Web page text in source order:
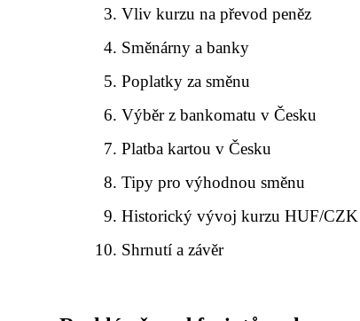
Vliv kurzu na převod peněz
Směnárny a banky
Poplatky za směnu
Výběr z bankomatu v Česku
Platba kartou v Česku
Tipy pro výhodnou směnu
Historický vývoj kurzu HUF/CZK
Shrnutí a závěr